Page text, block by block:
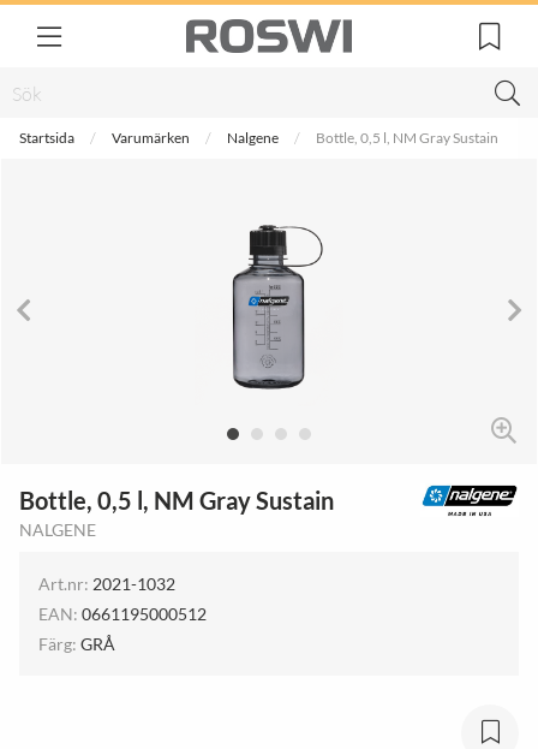
Startsida Varumärken Nalgene Bottle, 0,5 l, NM Gray Sustain
Bottle, 0,5 l, NM Gray Sustain
NALGENE
Art.nr: 2021-1032
EAN: 0661195000512
Färg: GRÅ